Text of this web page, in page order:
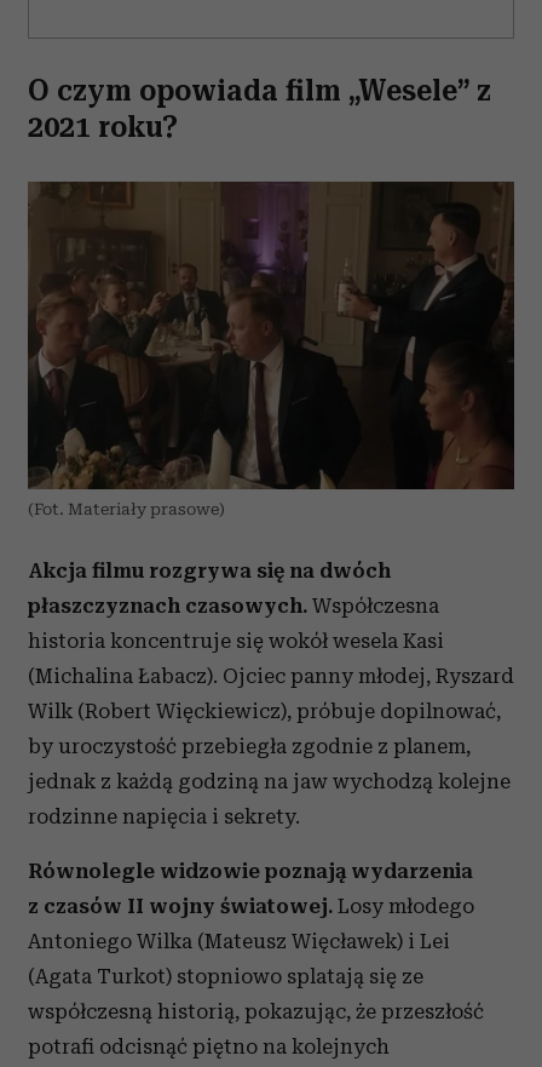
O czym opowiada film „Wesele” z
2021 roku?
(Fot. Materiały prasowe)
Akcja filmu rozgrywa się na dwóch
płaszczyznach czasowych. Współczesna
historia koncentruje się wokół wesela Kasi
(Michalina Łabacz). Ojciec panny młodej, Ryszard
Wilk (Robert Więckiewicz), próbuje dopilnować,
by uroczystość przebiegła zgodnie z planem,
jednak z każdą godziną na jaw wychodzą kolejne
rodzinne napięcia i sekrety.
Równolegle widzowie poznają wydarzenia
z czasów II wojny światowej. Losy młodego
Antoniego Wilka (Mateusz Więcławek) i Lei
(Agata Turkot) stopniowo splatają się ze
współczesną historią, pokazując, że przeszłość
potrafi odcisnąć piętno na kolejnych